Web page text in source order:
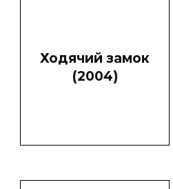
Ходячий замок
(2004)